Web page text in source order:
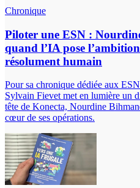
Chronique
Piloter une ESN :
quand l’IA pose
résolument humain
Pour sa chronique dédiée aux
Sylvain Fievet met en lumière un
tête de Konecta, Nourdine
cœur de ses opérations.